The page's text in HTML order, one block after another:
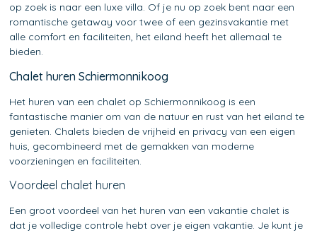
op zoek is naar een luxe villa. Of je nu op zoek bent naar een
romantische getaway voor twee of een gezinsvakantie met
alle comfort en faciliteiten, het eiland heeft het allemaal te
bieden.
Chalet huren Schiermonnikoog
Het huren van een chalet op Schiermonnikoog is een
fantastische manier om van de natuur en rust van het eiland te
genieten. Chalets bieden de vrijheid en privacy van een eigen
huis, gecombineerd met de gemakken van moderne
voorzieningen en faciliteiten.
Voordeel chalet huren
Een groot voordeel van het huren van een vakantie chalet is
dat je volledige controle hebt over je eigen vakantie. Je kunt je